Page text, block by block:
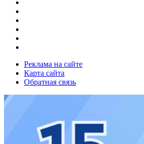
Реклама на сайте
Карта сайта
Обратная связь